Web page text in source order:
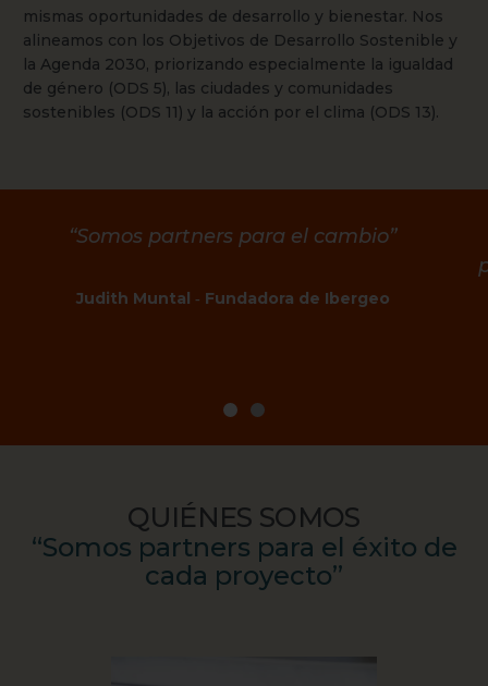
mismas oportunidades de desarrollo y bienestar. Nos
alineamos con los Objetivos de Desarrollo Sostenible y
la Agenda 2030, priorizando especialmente la igualdad
de género (ODS 5), las ciudades y comunidades
sostenibles (ODS 11) y la acción por el clima (ODS 13).
“Somos partners para el cambio”
Judith Muntal ‐ Fundadora de Ibergeo
QUIÉNES SOMOS
“Somos partners para el éxito de
cada proyecto”